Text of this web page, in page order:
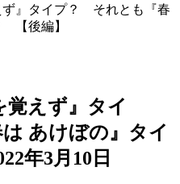
ず』タイプ？ それとも『春
【後編】
覚えず』タイ
あけぼの』タイ
年3月10日